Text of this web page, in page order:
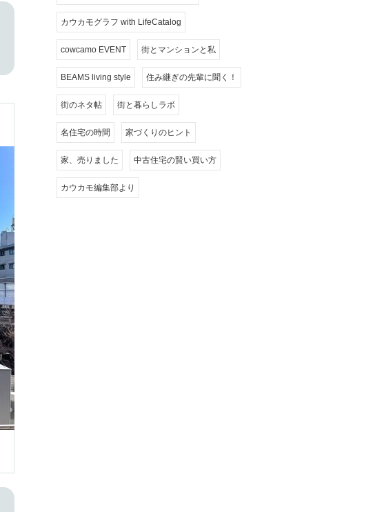
カウカモグラフ with LifeCatalog
cowcamo EVENT 街とマンションと私
BEAMS living style 住み継ぎの先輩に聞く！
街のネタ帖 街と暮らしラボ
名住宅の時間 家づくりのヒント
家、売りました 中古住宅の賢い買い方
カウカモ編集部より